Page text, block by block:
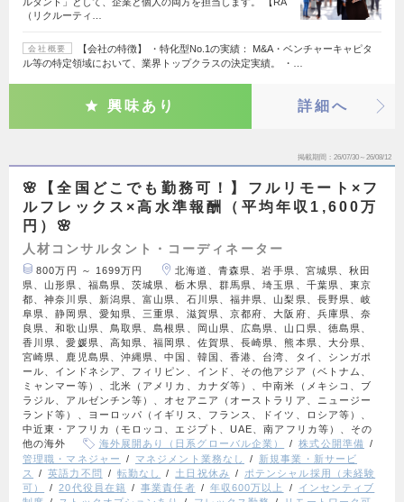
（リクルーティ…
会社概要
【会社の特徴】 ・特化型No.1の実績： M&A・ベンチャーキャピタ
ル等の特定領域において、業界トップクラスの決定実績。 ・…
興味あり 詳細へ
掲載期間 26/07/30～26/08/12
🌸【全国どこでも勤務可！】フルリモート×フ
ルフレックス×高水準報酬（平均年収1,600万
円）🌸
人材コンサルタント・コーディネーター
800万円 ～ 1699万円
北海道、青森県、岩手県、宮城県、秋田
県、山形県、福島県、茨城県、栃木県、群馬県、埼玉県、千葉県、東京
都、神奈川県、新潟県、富山県、石川県、福井県、山梨県、長野県、岐
阜県、静岡県、愛知県、三重県、滋賀県、京都府、大阪府、兵庫県、奈
良県、和歌山県、鳥取県、島根県、岡山県、広島県、山口県、徳島県、
香川県、愛媛県、高知県、福岡県、佐賀県、長崎県、熊本県、大分県、
宮崎県、鹿児島県、沖縄県、中国、韓国、香港、台湾、タイ、シンガポ
ール、インドネシア、フィリピン、インド、その他アジア（ベトナム、
ミャンマー等）、北米（アメリカ、カナダ等）、中南米（メキシコ、ブ
ラジル、アルゼンチン等）、オセアニア（オーストラリア、ニュージー
ランド等）、ヨーロッパ（イギリス、フランス、ドイツ、ロシア等）、
中近東・アフリカ（モロッコ、エジプト、UAE、南アフリカ等）、その
他の海外
海外展開あり（日系グローバル企業）
株式公開準備
管理職・マネジャー
マネジメント業務なし
新規事業・新サービ
ス
英語力不問 転勤なし 土日祝休み
ポテンシャル採用（未経験
可）
20代役員在籍 事業責任者 年収600万以上
インセンティブ